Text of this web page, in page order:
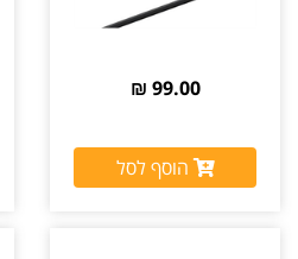
99.00 ₪
הוסף לסל